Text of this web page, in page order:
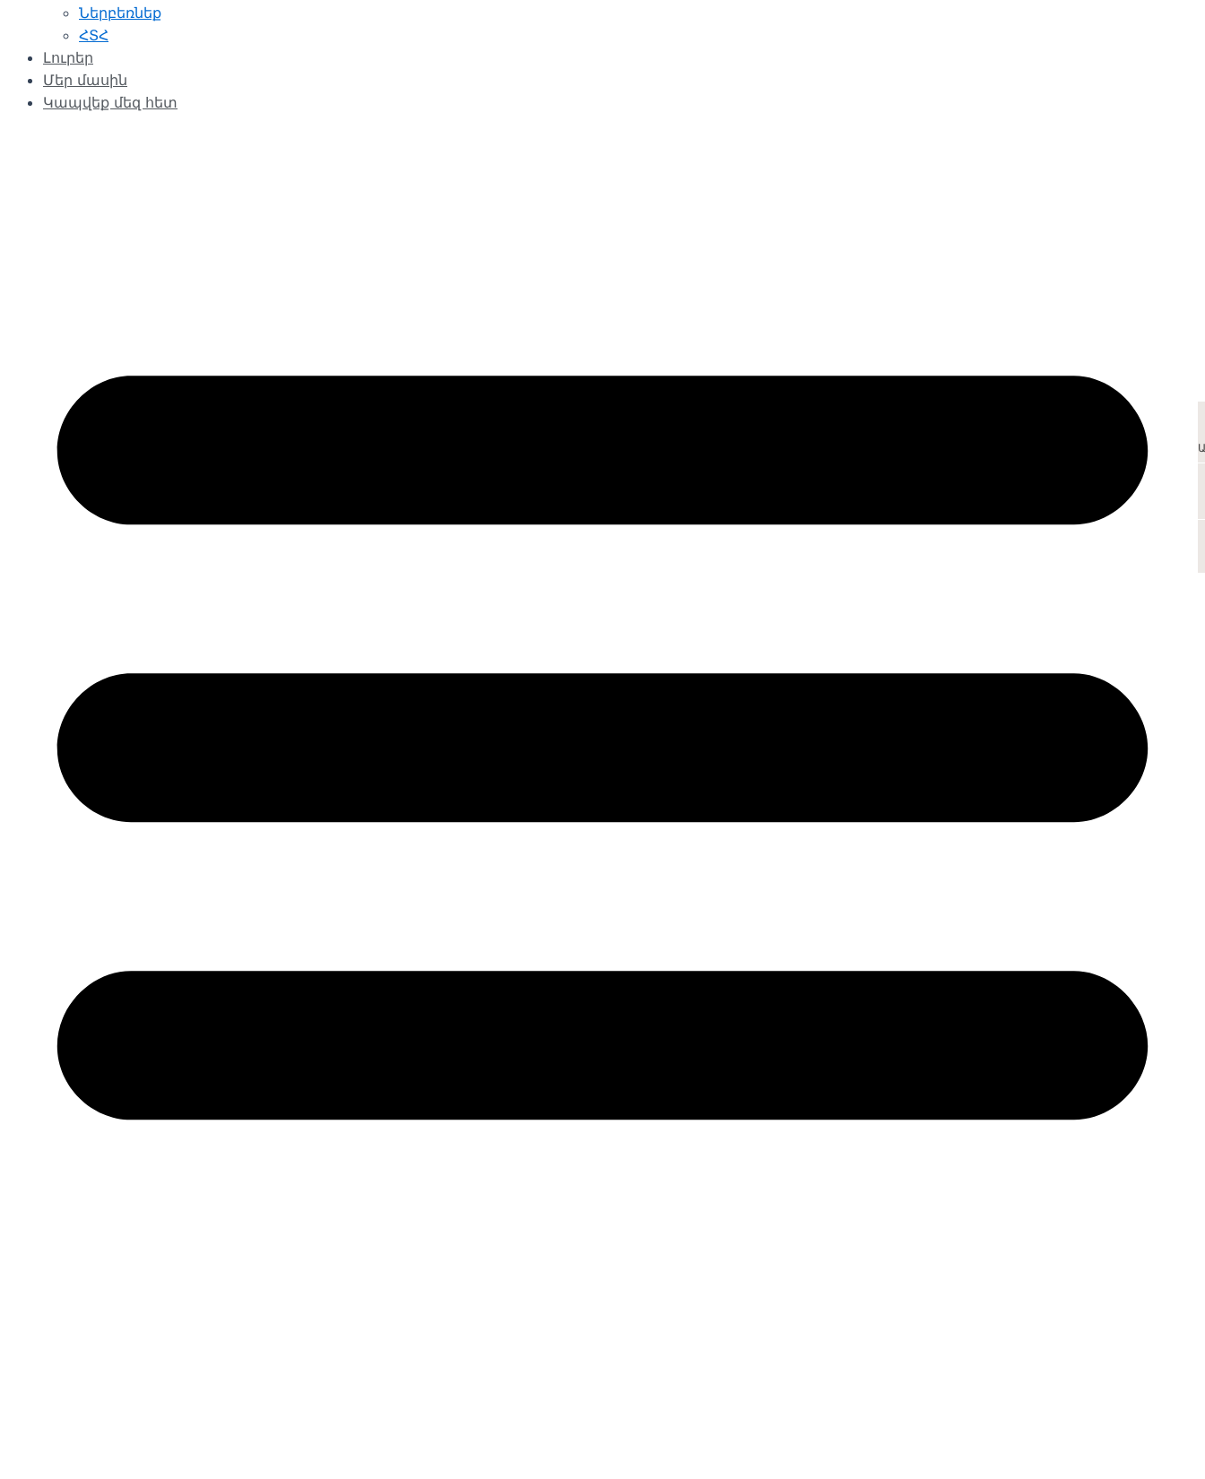
Ներբեռնեք
ՀՏՀ
Լուրեր
Մեր մասին
Կապվեք մեզ հետ